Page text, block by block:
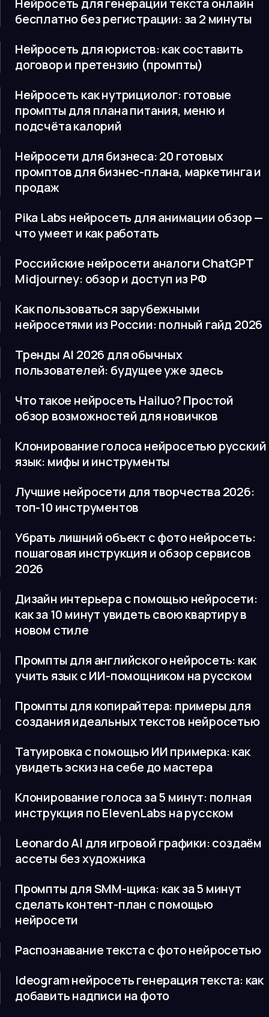
Нейросеть для генерации текста онлайн
бесплатно без регистрации: за 2 минуты
Нейросеть для юристов: как составить
договор и претензию (промпты)
Нейросеть как нутрициолог: готовые
промпты для плана питания, меню и
подсчёта калорий
Нейросети для бизнеса: 20 готовых
промптов для бизнес-плана, маркетинга и
продаж
Pika Labs нейросеть для анимации обзор —
что умеет и как работать
Российские нейросети аналоги ChatGPT
Midjourney: обзор и доступ из РФ
Как пользоваться зарубежными
нейросетями из России: полный гайд 2026
Тренды AI 2026 для обычных
пользователей: будущее уже здесь
Что такое нейросеть Hailuo? Простой
обзор возможностей для новичков
Клонирование голоса нейросетью русский
язык: мифы и инструменты
Лучшие нейросети для творчества 2026:
топ-10 инструментов
Убрать лишний объект с фото нейросеть:
пошаговая инструкция и обзор сервисов
2026
Дизайн интерьера с помощью нейросети:
как за 10 минут увидеть свою квартиру в
новом стиле
Промпты для английского нейросеть: как
учить язык с ИИ-помощником на русском
Промпты для копирайтера: примеры для
создания идеальных текстов нейросетью
Татуировка с помощью ИИ примерка: как
увидеть эскиз на себе до мастера
Клонирование голоса за 5 минут: полная
инструкция по ElevenLabs на русском
Leonardo AI для игровой графики: создаём
ассеты без художника
Промпты для SMM-щика: как за 5 минут
сделать контент-план с помощью
нейросети
Распознавание текста с фото нейросетью
Ideogram нейросеть генерация текста: как
добавить надписи на фото